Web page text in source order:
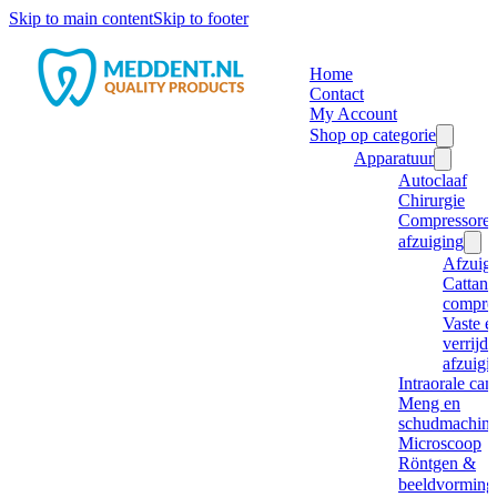
Skip to main contentSkip to footer
Home
Contact
My Account
Shop op categorie
Apparatuur
Autoclaaf
Chirurgie
afzuiging
Cattani
Vaste
Intraorale
Meng en
Microscoop
Röntgen &
beeldvorming